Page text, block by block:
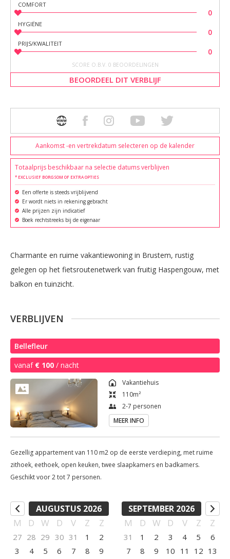
Charmante en ruime vakantiewoning in Brustem, rustig
gelegen op het fietsroutenetwerk van fruitig Haspengouw, met
balkon en tuinzicht.
VERBLIJVEN
Bellefleur
vanaf € 100 / nacht
Vakantiehuis
110m²
2-7 personen
MEER INFO
Gezellig appartement van 110 m2 op de eerste verdieping, met ruime
zithoek, eethoek, open keuken, twee slaapkamers en badkamers.
Geschikt voor 2 tot 7 personen.
AUGUSTUS 2026
M D W D V Z Z
27 28 29 30 31 1
2
3
4 5 6 7 8
9
SEPTEMBER 2026
M D W D V Z Z
31 1 2 3 4 5
6
7
8 9 10 11 12 13
Aankomst -en vertrekdatum selecteren op de kalender
Totaalprijs beschikbaar na selectie datums verblijven
* EXCLUSIEF BORGSOM OF EXTRA OPTIES
Een offerte is steeds vrijblijvend
Er wordt niets in rekening gebracht
Alle prijzen zijn indicatief
Boek rechtstreeks bij de eigenaar
COMFORT
0
HYGIËNE
0
PRIJS/KWALITEIT
0
SCORE O.B.V. 0 BEOORDELINGEN
BEOORDEEL DIT VERBLIJF